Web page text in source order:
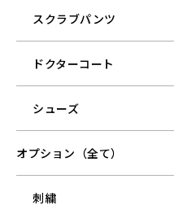
スクラブパンツ
ドクターコート
シューズ
オプション（全て）
刺繍